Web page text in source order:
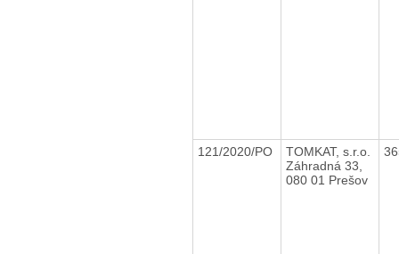
121/2020/PO
TOMKAT, s.r.o.
Záhradná 33,
080 01 Prešov